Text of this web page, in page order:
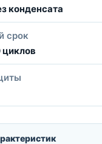
конденсата
срок